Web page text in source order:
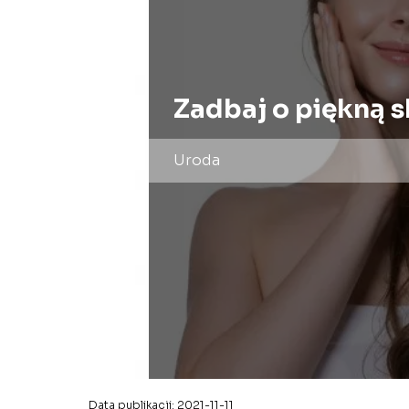
Zadbaj o piękną
Uroda
Data publikacji: 2021-11-11